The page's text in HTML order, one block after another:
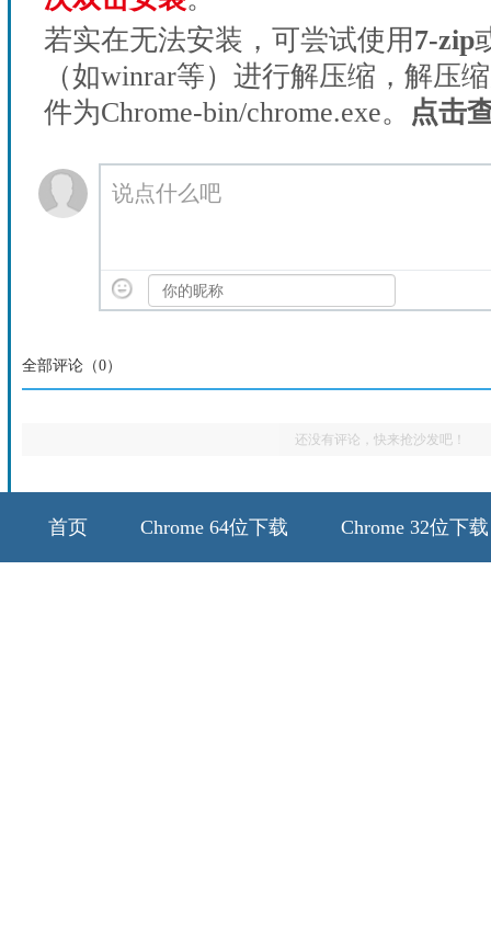
若实在无法安装，可尝试使用7-zip
（如winrar等）进行解压缩，解压
件为Chrome-bin/chrome.exe。
点击
说点什么吧
全部评论（0）
还没有评论，快来抢沙发吧！
首页 Chrome 64位下载 Chrome 32位下载